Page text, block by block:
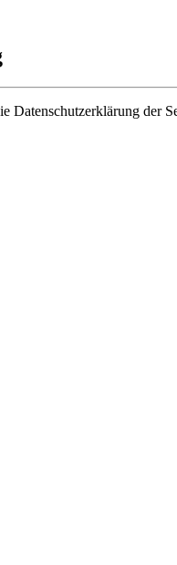
Datenschutzerklärung der